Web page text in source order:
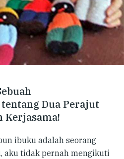
Dua Perajut
Kerjasama!
ibuku adalah seorang
aku tidak pernah mengikuti